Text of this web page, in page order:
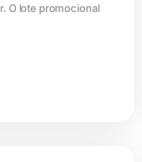
O lote promocional